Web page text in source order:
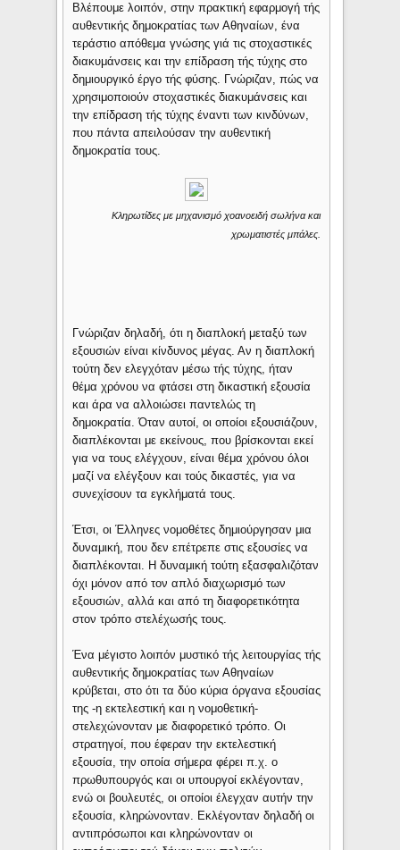
Βλέπουμε λοιπόν, στην πρακτική εφαρμογή τής
αυθεντικής δημοκρατίας των Αθηναίων, ένα
τεράστιο απόθεμα γνώσης γιά τις στοχαστικές
διακυμάνσεις και την επίδραση τής τύχης στο
δημιουργικό έργο τής φύσης. Γνώριζαν, πώς να
χρησιμοποιούν στοχαστικές διακυμάνσεις και
την επίδραση τής τύχης έναντι των κινδύνων,
που πάντα απειλούσαν την αυθεντική
δημοκρατία τους.
Κληρωτίδες με μηχανισμό χοανοειδή σωλήνα και
χρωματιστές μπάλες.
Γνώριζαν δηλαδή, ότι η διαπλοκή μεταξύ των
εξουσιών είναι κίνδυνος μέγας. Αν η διαπλοκή
τούτη δεν ελεγχόταν μέσω τής τύχης, ήταν
θέμα χρόνου να φτάσει στη δικαστική εξουσία
και άρα να αλλοιώσει παντελώς τη
δημοκρατία. Όταν αυτοί, οι οποίοι εξουσιάζουν,
διαπλέκονται με εκείνους, που βρίσκονται εκεί
για να τους ελέγχουν, είναι θέμα χρόνου όλοι
μαζί να ελέγξουν και τούς δικαστές, για να
συνεχίσουν τα εγκλήματά τους.
Έτσι, οι Έλληνες νομοθέτες δημιούργησαν μια
δυναμική, που δεν επέτρεπε στις εξουσίες να
διαπλέκονται. Η δυναμική τούτη εξασφαλιζόταν
όχι μόνον από τον απλό διαχωρισμό των
εξουσιών, αλλά και από τη διαφορετικότητα
στον τρόπο στελέχωσής τους.
Ένα μέγιστο λοιπόν μυστικό τής λειτουργίας τής
αυθεντικής δημοκρατίας των Αθηναίων
κρύβεται, στο ότι τα δύο κύρια όργανα εξουσίας
της -η εκτελεστική και η νομοθετική-
στελεχώνονταν με διαφορετικό τρόπο. Οι
στρατηγοί, που έφεραν την εκτελεστική
εξουσία, την οποία σήμερα φέρει π.χ. ο
πρωθυπουργός και οι υπουργοί εκλέγονταν,
ενώ οι βουλευτές, οι οποίοι έλεγχαν αυτήν την
εξουσία, κληρώνονταν. Εκλέγονταν δηλαδή οι
αντιπρόσωποι και κληρώνονταν οι